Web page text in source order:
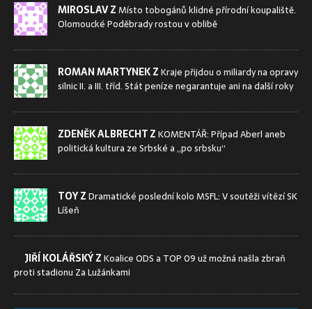
MIROSLAV ZMísto tobogánů klidné přírodní koupaliště.
Olomoucké Poděbrady rostou v oblibě
ROMAN MARTYNEK ZKraje přijdou o miliardy na opravy
silnic II. a III. tříd. Stát peníze negarantuje ani na další roky
ZDENĚK ALBRECHT ZKOMENTÁŘ: Případ Aberl aneb
politická kultura ze Srbské a „po srbsku“
TOY ZDramatické poslední kolo MSFL: V soutěži vítězí SK
Líšeň
JIŘÍ KOLÁŘSKÝ ZKoalice ODS a TOP 09 už možná našla zbraň
proti stadionu Za Lužánkami